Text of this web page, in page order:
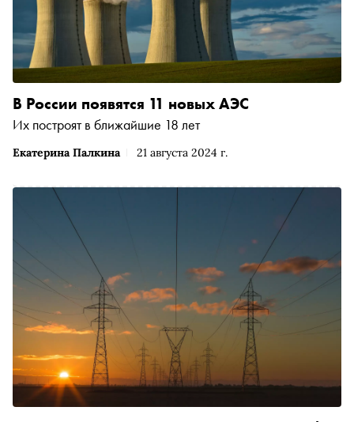
Екатерина Палкина 21 августа 2024 г.
В России появятся 11 новых АЭС
Их построят в ближайшие 18 лет